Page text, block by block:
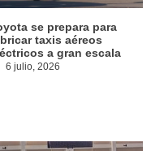
se prepara para
taxis aéreos
a gran escala
6 julio, 2026